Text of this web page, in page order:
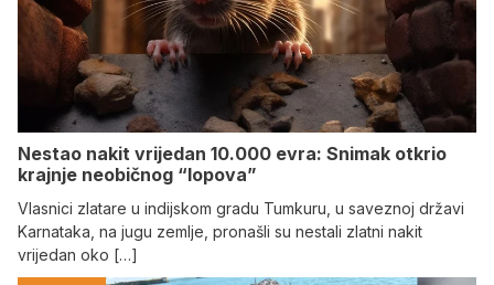
Nestao nakit vrijedan 10.000 evra: Snimak otkrio
krajnje neobičnog “lopova”
Vlasnici zlatare u indijskom gradu Tumkuru, u saveznoj državi
Karnataka, na jugu zemlje, pronašli su nestali zlatni nakit
vrijedan oko […]